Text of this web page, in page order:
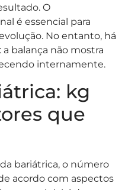
O
é essencial para
No entanto, há
balança não mostra
internamente.
kg
que
bariátrica, o número
acordo com aspectos